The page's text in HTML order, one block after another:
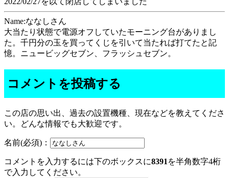
Name:ななしさん
大当たり状態で電源オフしていたモーニング台がありまし
た。千円分の玉を買ってくじを引いて当たれば打てたと記
憶。ニュービッグセブン、フラッシュセブン。
コメントを投稿する
この店の思い出、過去の設置機種、現在などを教えてくださ
い。どんな情報でも大歓迎です。
名前(必須)：
コメントを入力するには下のボックスに8391 を半角数字4桁
で入力してください。